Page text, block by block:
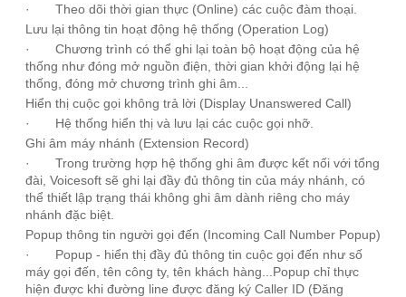
· Theo dõi thời gian thực (Online) các cuộc đàm thoại.
Lưu lại thông tin hoạt động hệ thống (Operation Log)
· Chương trình có thể ghi lại toàn bộ hoạt động của hệ
thống như đóng mở nguồn điện, thời gian khởi động lại hệ
thống, đóng mở chương trình ghi âm...
Hiển thị cuộc gọi không trả lời (Display Unanswered Call)
· Hệ thống hiển thị và lưu lại các cuộc gọi nhỡ.
Ghi âm máy nhánh (Extension Record)
· Trong trường hợp hệ thống ghi âm được kết nối với tổng
đài, Voicesoft sẽ ghi lại đầy đủ thông tin của máy nhánh, có
thể thiết lập trạng thái không ghi âm dành riêng cho máy
nhánh đặc biệt.
Popup thông tin người gọi đến (Incoming Call Number Popup)
· Popup - hiển thị đầy đủ thông tin cuộc gọi đến như số
máy gọi đến, tên công ty, tên khách hàng...Popup chỉ thực
hiện được khi đường line được đăng ký Caller ID (Đăng